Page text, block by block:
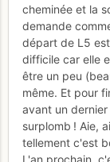
cheminée et la
demande
départ de L5
difficile car elle
être un peu
même. Et pour
avant un
surplomb ! Aie,
tellement c'est
L'an prochain,